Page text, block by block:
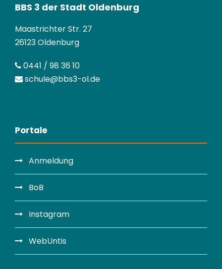
BBS 3 der Stadt Oldenburg
Maastrichter Str. 27
26123 Oldenburg
0441 / 98 36 10
schule@bbs3-ol.de
Portale
Anmeldung
BoB
Instagram
WebUntis